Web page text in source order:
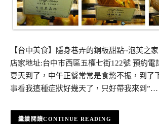
【台中美食】隱身巷弄的銅板甜點~泡芙之
店家地址:台中市西區五權七街122號 預約電
夏天到了，中午正餐常常是食慾不振，到了
事看我這種症狀好幾天了，只好帶我來到”…
CONTINUE READING